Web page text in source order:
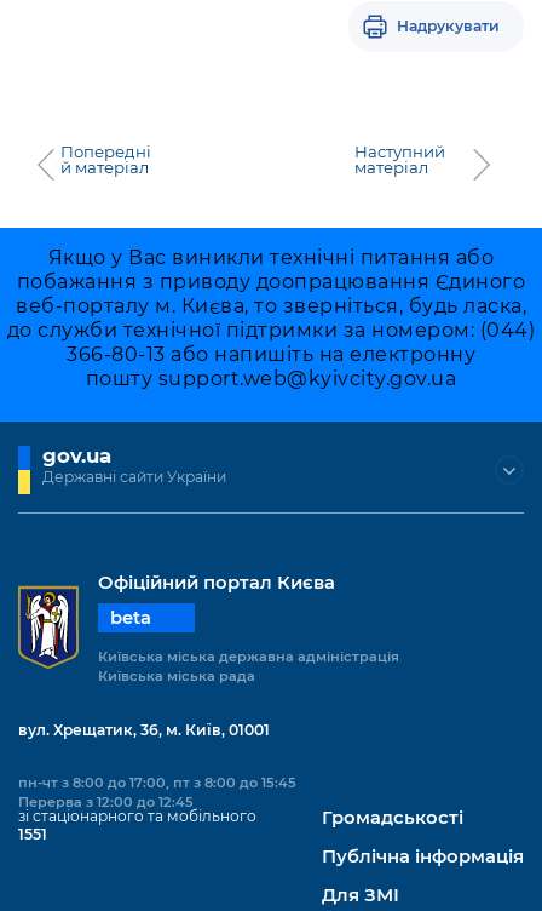
Надрукувати
Попередні
й матеріал
Наступний
матеріал
Якщо у Вас виникли технічні питання або
побажання з приводу доопрацювання Єдиного
веб-порталу м. Києва, то зверніться, будь ласка,
до служби технічної підтримки за номером: (044)
366-80-13 або напишіть на електронну
пошту support.web@kyivcity.gov.ua
gov.ua
Державні сайти України
Офіційний портал Києва
beta
Київська міська державна адміністрація
Київська міська рада
вул. Хрещатик, 36, м. Київ, 01001
пн-чт з 8:00 до 17:00, пт з 8:00 до 15:45
Перерва з 12:00 до 12:45
зі стаціонарного та мобільного
1551
Громадськості
Публічна інформація
Для ЗМІ